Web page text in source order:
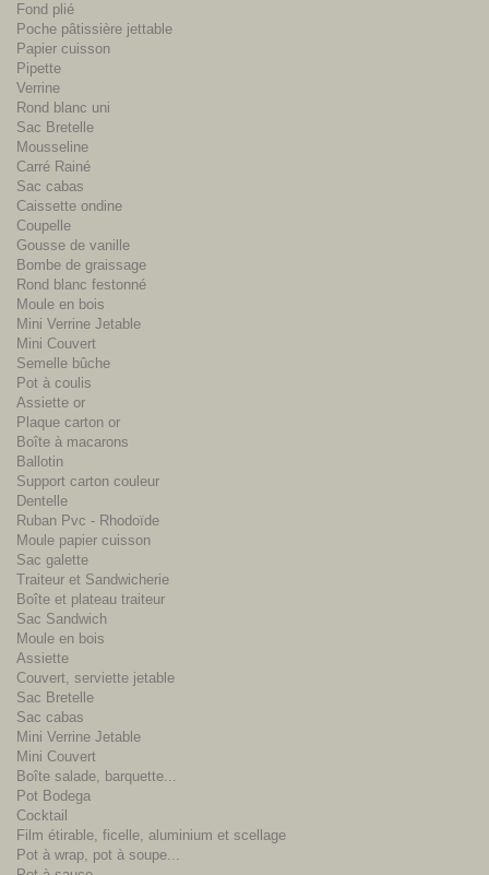
Fond plié
Poche pâtissière jettable
Papier cuisson
Pipette
Verrine
Rond blanc uni
Sac Bretelle
Mousseline
Carré Rainé
Sac cabas
Caissette ondine
Coupelle
Gousse de vanille
Bombe de graissage
Rond blanc festonné
Moule en bois
Mini Verrine Jetable
Mini Couvert
Semelle bûche
Pot à coulis
Assiette or
Plaque carton or
Boîte à macarons
Ballotin
Support carton couleur
Dentelle
Ruban Pvc - Rhodoïde
Moule papier cuisson
Sac galette
Traiteur et Sandwicherie
Boîte et plateau traiteur
Sac Sandwich
Moule en bois
Assiette
Couvert, serviette jetable
Sac Bretelle
Sac cabas
Mini Verrine Jetable
Mini Couvert
Boîte salade, barquette...
Pot Bodega
Cocktail
Film étirable, ficelle, aluminium et scellage
Pot à wrap, pot à soupe...